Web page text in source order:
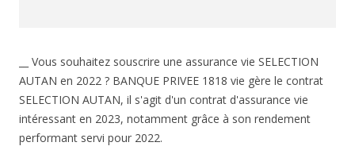
__ Vous souhaitez souscrire une assurance vie SELECTION
AUTAN en 2022 ? BANQUE PRIVEE 1818 vie gère le contrat
SELECTION AUTAN, il s'agit d'un contrat d'assurance vie
intéressant en 2023, notamment grâce à son rendement
performant servi pour 2022.